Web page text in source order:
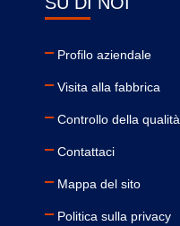
Profilo aziendale
Visita alla fabbrica
Controllo della qualità
Contattaci
Mappa del sito
Politica sulla privacy